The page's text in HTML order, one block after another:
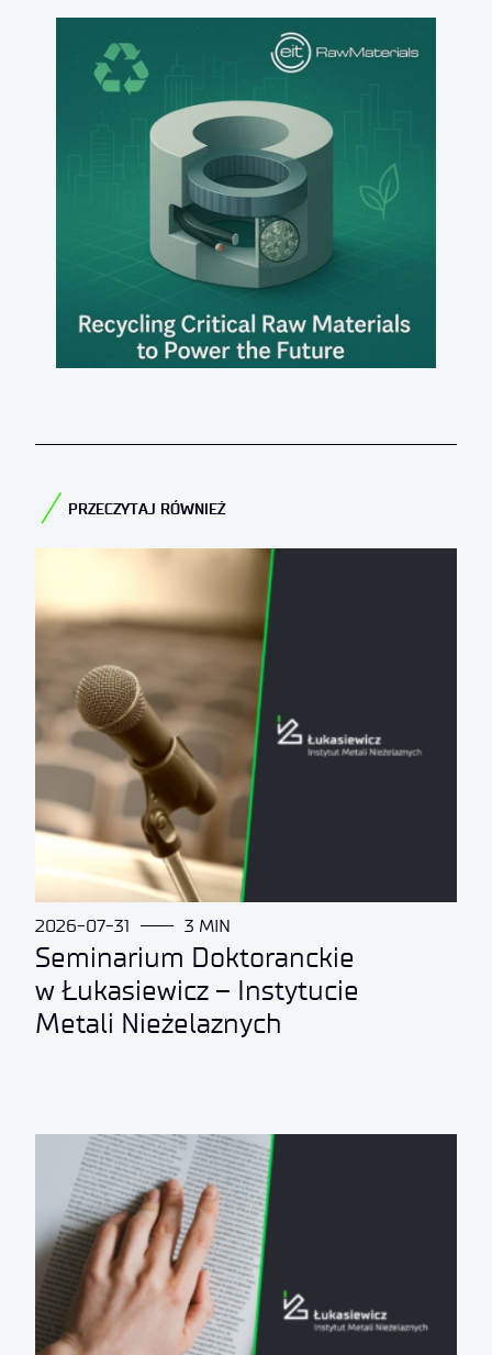
PRZECZYTAJ RÓWNIEŻ​
2026-07-31 3 MIN
Seminarium Doktoranckie
w Łukasiewicz – Instytucie
Metali Nieżelaznych